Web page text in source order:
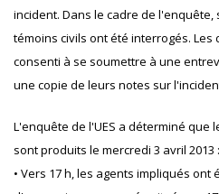
incident. Dans le cadre de
témoins civils ont été interrogés.
consenti à se soumettre à une
une copie de leurs notes sur
L'enquête de l'UES a déterminé que
sont produits le mercredi 3 avril 2013 :
• Vers 17 h, les agents impliqués